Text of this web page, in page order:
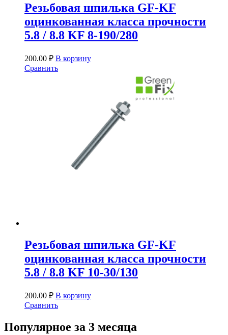
Резьбовая шпилька GF-KF
оцинкованная класса прочности
5.8 / 8.8 KF 8-190/280
200.00 ₽ В корзину
Сравнить
Резьбовая шпилька GF-KF
оцинкованная класса прочности
5.8 / 8.8 KF 10-30/130
200.00 ₽ В корзину
Сравнить
Популярное за 3 месяца